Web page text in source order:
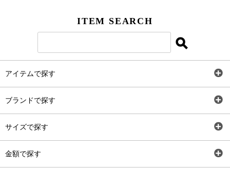
ITEM SEARCH
アイテムで探す
ブランドで探す
サイズで探す
金額で探す